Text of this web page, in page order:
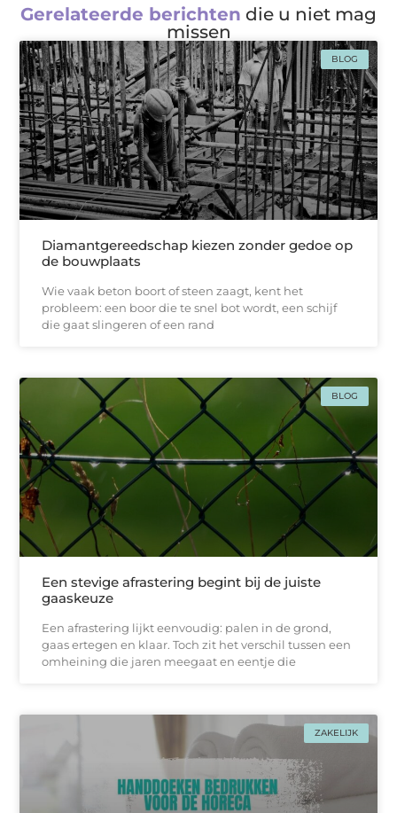
Gerelateerde berichten die u niet mag
missen
BLOG
Diamantgereedschap kiezen zonder gedoe op
de bouwplaats
Wie vaak beton boort of steen zaagt, kent het
probleem: een boor die te snel bot wordt, een schijf
die gaat slingeren of een rand
BLOG
Een stevige afrastering begint bij de juiste
gaaskeuze
Een afrastering lijkt eenvoudig: palen in de grond,
gaas ertegen en klaar. Toch zit het verschil tussen een
omheining die jaren meegaat en eentje die
ZAKELIJK